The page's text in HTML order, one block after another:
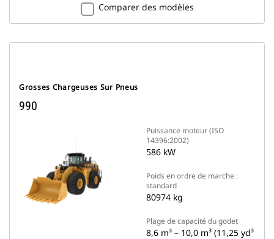
Comparer des modèles
Grosses Chargeuses Sur Pneus
990
Puissance moteur (ISO
14396:2002)
586 kW
Poids en ordre de marche :
standard
80974 kg
Plage de capacité du godet
8,6 m³ – 10,0 m³ (11,25 yd³